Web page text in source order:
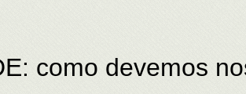
como devemos